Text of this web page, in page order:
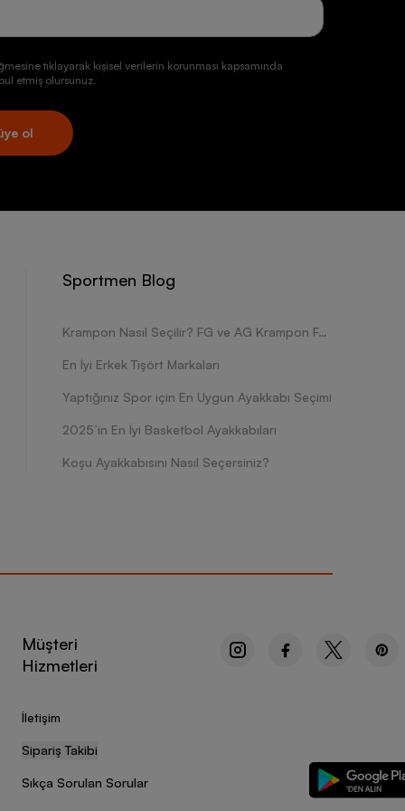
tıklayarak kişisel verilerin korunması kapsamında
etmiş olursunuz.
ol
Sportmen Blog
Krampon Nasıl Seçilir? FG ve AG Krampon Farkları Nelerdir?
En İyi Erkek Tişört Markaları
Yaptığınız Spor için En Uygun Ayakkabı Seçimi
2025’in En İyi Basketbol Ayakkabıları
Koşu Ayakkabısını Nasıl Seçersiniz?
Müşteri
Hizmetleri
İletişim
Sipariş Takibi
Sıkça Sorulan Sorular